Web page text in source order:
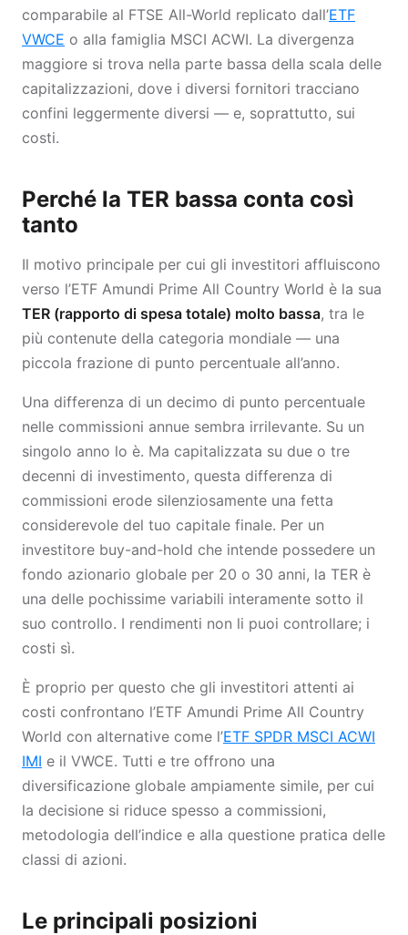
comparabile al FTSE All-World replicato dall’ETF
VWCE o alla famiglia MSCI ACWI. La divergenza
maggiore si trova nella parte bassa della scala delle
capitalizzazioni, dove i diversi fornitori tracciano
confini leggermente diversi — e, soprattutto, sui
costi.
Perché la TER bassa conta così
tanto
Il motivo principale per cui gli investitori affluiscono
verso l’ETF Amundi Prime All Country World è la sua
TER (rapporto di spesa totale) molto bassa, tra le
più contenute della categoria mondiale — una
piccola frazione di punto percentuale all’anno.
Una differenza di un decimo di punto percentuale
nelle commissioni annue sembra irrilevante. Su un
singolo anno lo è. Ma capitalizzata su due o tre
decenni di investimento, questa differenza di
commissioni erode silenziosamente una fetta
considerevole del tuo capitale finale. Per un
investitore buy-and-hold che intende possedere un
fondo azionario globale per 20 o 30 anni, la TER è
una delle pochissime variabili interamente sotto il
suo controllo. I rendimenti non li puoi controllare; i
costi sì.
È proprio per questo che gli investitori attenti ai
costi confrontano l’ETF Amundi Prime All Country
World con alternative come l’ETF SPDR MSCI ACWI
IMI e il VWCE. Tutti e tre offrono una
diversificazione globale ampiamente simile, per cui
la decisione si riduce spesso a commissioni,
metodologia dell’indice e alla questione pratica delle
classi di azioni.
Le principali posizioni